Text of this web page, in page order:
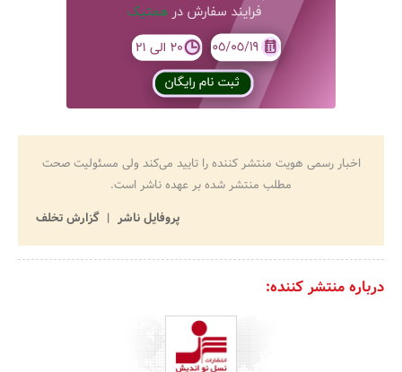
اخبار رسمی هویت منتشر کننده را تایید می‌کند ولی مسئولیت صحت
مطلب منتشر شده بر عهده ناشر است.
پروفایل ناشر
گزارش تخلف
درباره منتشر کننده: